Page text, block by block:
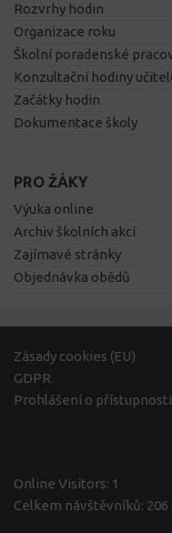
Rozvrhy hodin
Organizace roku
Školní poradenské
Konzultační hodiny
Začátky hodin
Dokumentace školy
PRO ŽÁKY
Výuka online
Archiv školních akcí
Zajímavé stránky
Objednávka obědů
Zásady cookies (EU)
GDPR
Prohlášení o přístupnosti
Online Visitors: 1
Celkem návštěvníků: 206